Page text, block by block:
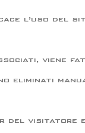
l’uso del
viene
eliminati
del visitatore